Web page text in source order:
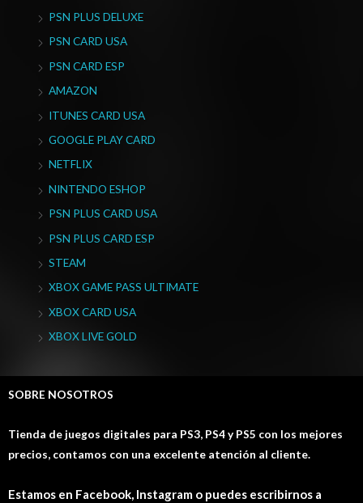
PSN PLUS DELUXE
PSN CARD USA
PSN CARD ESP
AMAZON
ITUNES CARD USA
GOOGLE PLAY CARD
NETFLIX
NINTENDO ESHOP
PSN PLUS CARD USA
PSN PLUS CARD ESP
STEAM
XBOX GAME PASS ULTIMATE
XBOX CARD USA
XBOX LIVE GOLD
SOBRE NOSOTROS
Tienda de juegos digitales para PS3, PS4 y PS5 con los mejores
precios, contamos con una excelente atención al cliente.
Estamos en Facebook, Instagram o puedes escribirnos a